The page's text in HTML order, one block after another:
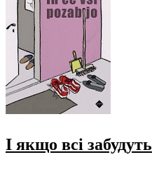
І якщо всі забудуть